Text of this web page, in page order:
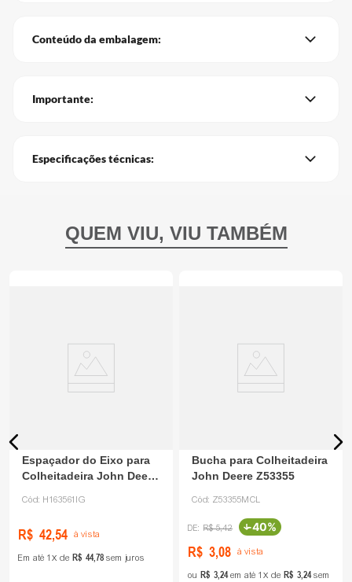
Conteúdo da embalagem:
Importante:
Especificações técnicas:
Espaçador do Eixo para
Colheitadeira John Deere
Cód: H163561IG
R$ 42,54 à vista
Em até 1 de R$ 44,78 sem juros
Bucha para Colheitadeira
John Deere Z53355
Cód: Z53355MCL
R$ 5,42 -40%
R$ 3,08 à vista
ou R$ 324em até 1 de R$ 324sem